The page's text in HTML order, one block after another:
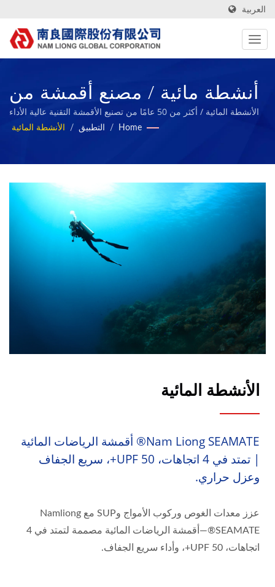
العربية
أنشطة مائية / مصنع أقمشة من
تايوان مع تقارير ESG | Nam
الأنشطة المائية / أكثر من 50 عامًا من تصنيع الأقمشة التقنية عالية الأداء
وإسفنج المطاط الحيوي | Nam Liong
Home
/ التطبيق / الأنشطة المائية
الأنشطة المائية
Nam Liong SEAMATE® أقمشة الرياضات المائية
| تمتد في 4 اتجاهات، UPF 50+، سريع الجفاف
وعزل حراري.
عزز معدات الغوص وركوب الأمواج وSUP مع Namliong
SEAMATE®—أقمشة الرياضات المائية مصممة لتمتد في 4
اتجاهات، UPF 50+، وأداء سريع الجفاف.